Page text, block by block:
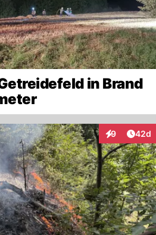
in Brand
9
Interaktionen
42d